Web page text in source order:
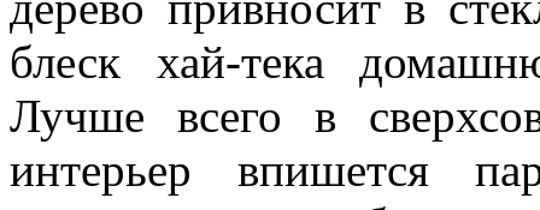
блеск хай-тека
Лучше всего в
интерьер впишется